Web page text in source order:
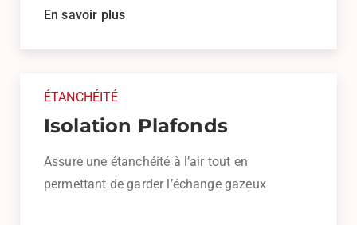
En savoir plus
ÉTANCHÉITÉ
Isolation Plafonds
Assure une étanchéité à l’air tout en
permettant de garder l’échange gazeux